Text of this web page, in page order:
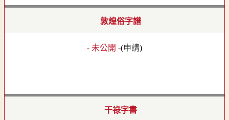
敦煌俗字譜
- 未公開 -(申請)
干祿字書